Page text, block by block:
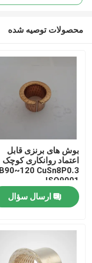
خانه
محصولات توصیه شده
بوش های برنزی قابل
اعتماد روانکاری کوچک
CuSn8P0.3
ISO9001
ارسال سؤال